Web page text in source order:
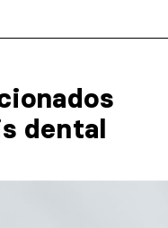
dental